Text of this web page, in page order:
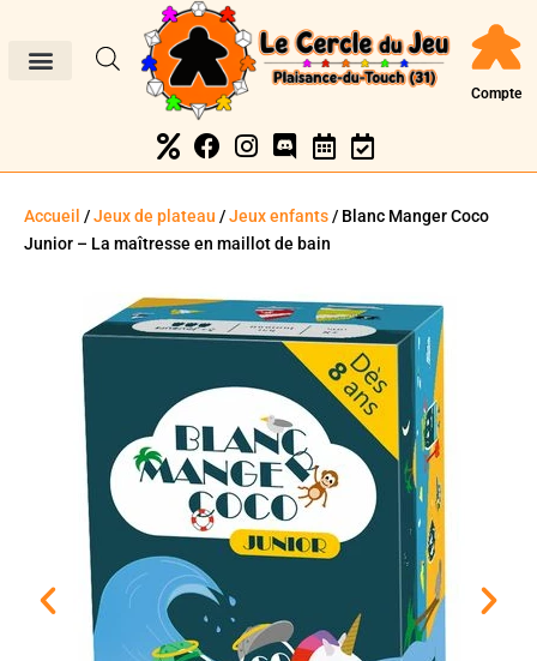
Compte
Accueil /Jeux de plateau /Jeux enfants/ Blanc Manger Coco
Junior – La maîtresse en maillot de bain